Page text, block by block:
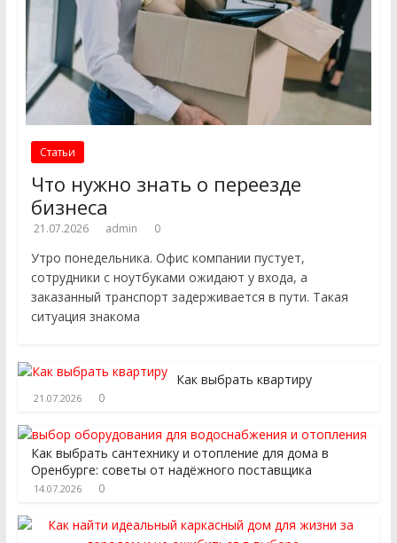
Статьи
Что нужно знать о переезде
бизнеса
21.07.2026 admin 0
Утро понедельника. Офис компании пустует,
сотрудники с ноутбуками ожидают у входа, а
заказанный транспорт задерживается в пути. Такая
ситуация знакома
Как выбрать квартиру
21.07.2026 0
Как выбрать сантехнику и отопление для дома в
Оренбурге: советы от надёжного поставщика
14.07.2026 0